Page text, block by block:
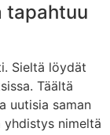
tapahtuu
Sieltä löydät
Täältä
uutisia saman
nimeltä